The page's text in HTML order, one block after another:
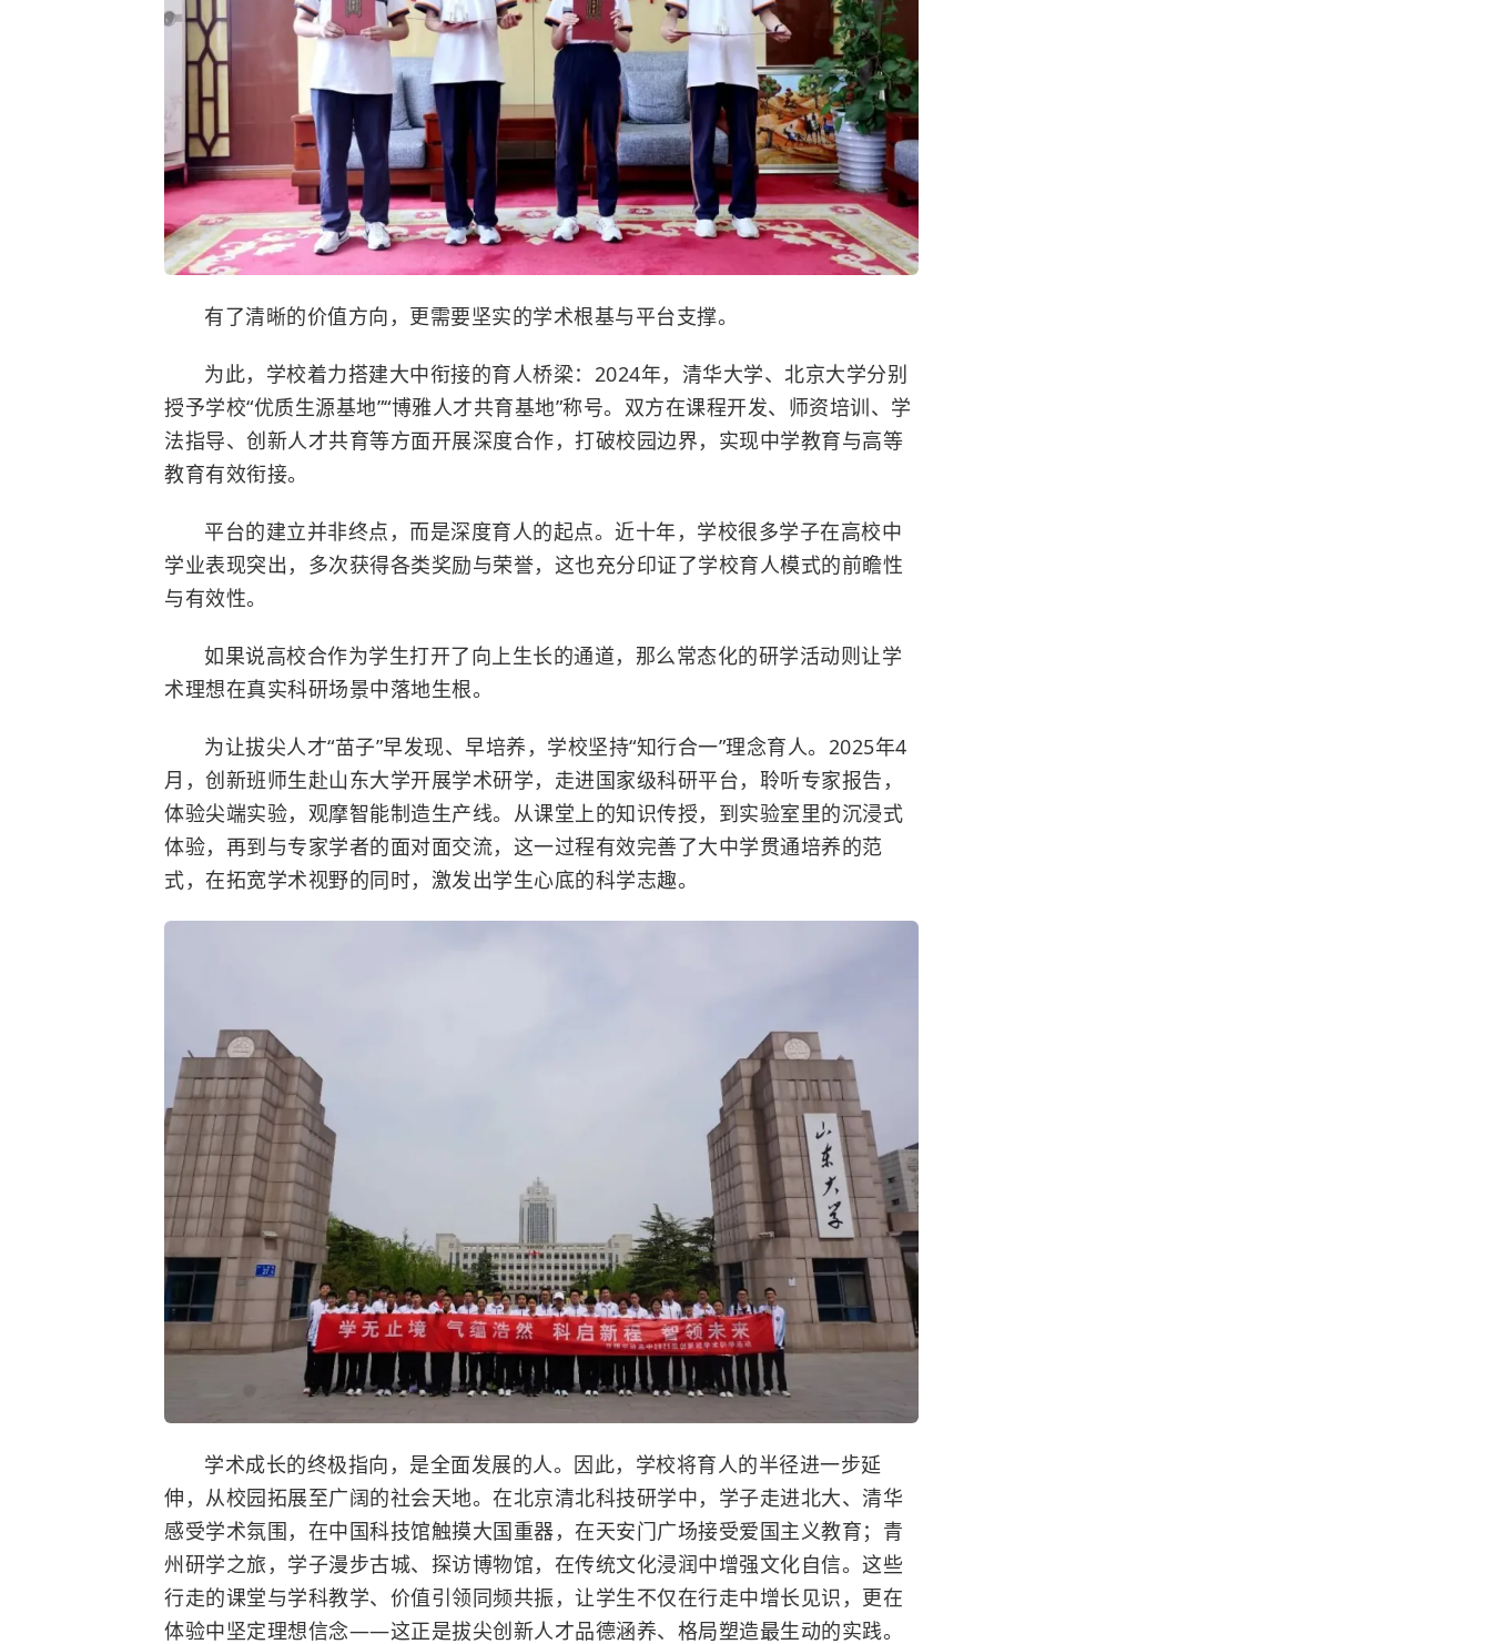
有了清晰的价值方向，更需要坚实的学术根基与平台支撑。
为此，学校着力搭建大中衔接的育人桥梁：2024年， 清华大学、 北京大学分别
授予学校“优质生源基地”“博雅人才共育基地”称号。双方在课程开发、师资培训、学
法指导、创新人才共育等方面开展深度合作，打破校园边界，实现中学教育与高等
教育有效衔接。
平台的建立并非终点，而是深度育人的起点。近十年，学校很多学子在高校中
学业表现突出，多次获得各类奖励与荣誉，这也充分印证了学校育人模式的前瞻性
与有效性。
如果说高校合作为学生打开了向上生长的通道，那么常态化的研学活动则让学
术理想在真实科研场景中落地生根。
为让拔尖人才“苗子”早发现、早培养，学校坚持“知行合一”理念育人。2025年4
月，创新班师生赴山东大学开展学术研学，走进国家级科研平台，聆听专家报告，
体验尖端实验，观摩智能制造生产线。从课堂上的知识传授，到实验室里的沉浸式
体验，再到与专家学者的面对面交流，这一过程有效完善了大中学贯通培养的范
式，在拓宽学术视野的同时，激发出学生心底的科学志趣。
学术成长的终极指向，是全面发展的人。因此，学校将育人的半径进一步延
伸，从校园拓展至广阔的社会天地。在北京清北科技研学中，学子走进北大、清华
感受学术氛围，在中国科技馆触摸大国重器，在天安门广场接受爱国主义教育；青
州研学之旅，学子漫步古城、探访博物馆，在传统文化浸润中增强文化自信。这些
行走的课堂与学科教学、价值引领同频共振，让学生不仅在行走中增长见识，更在
体验中坚定理想信念——这正是拔尖创新人才品德涵养、格局塑造最生动的实践。